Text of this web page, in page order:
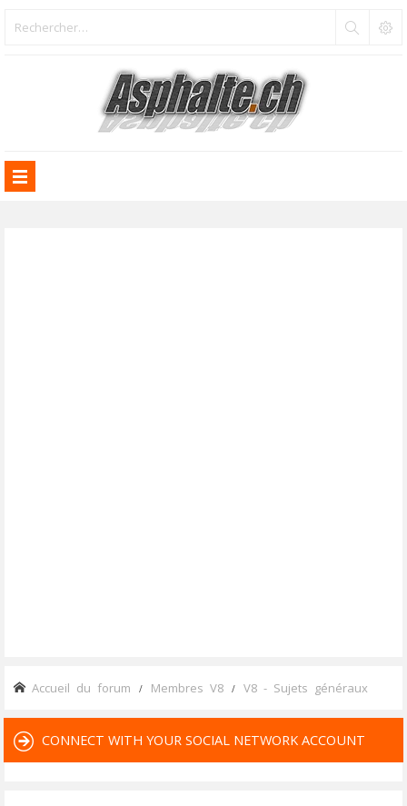
Accueil du forum Membres V8 V8 - Sujets généraux
CONNECT WITH YOUR SOCIAL NETWORK ACCOUNT